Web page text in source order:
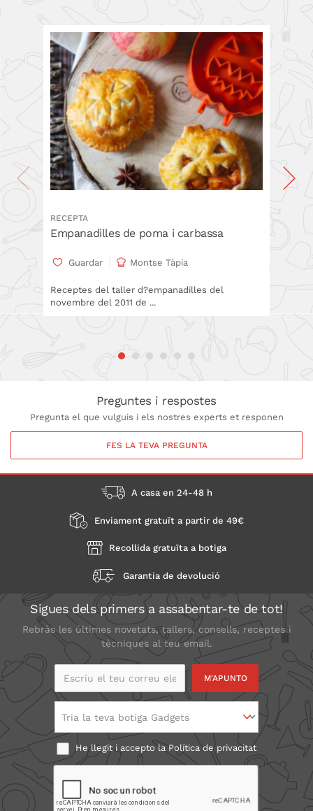
RECEPTA
Empanadilles de poma i carbassa
Guardar Montse Tàpia
Receptes del taller d?empanadilles del
novembre del 2011 de ...
Preguntes i respostes
Pregunta el que vulguis i els nostres experts et responen
FES LA TEVA PREGUNTA
A casa en 24-48 h
Enviament gratuït a partir de 49€
Recollida gratuïta a botiga
Garantia de devolució
Sigues dels primers a assabentar-te de tot!
Rebràs les últimes novetats, tallers, consells, receptes i
tècniques al teu email.
Escriu el teu correu
Tria la teva botiga Gadgets
He llegit i accepto laPolítica de privacitat